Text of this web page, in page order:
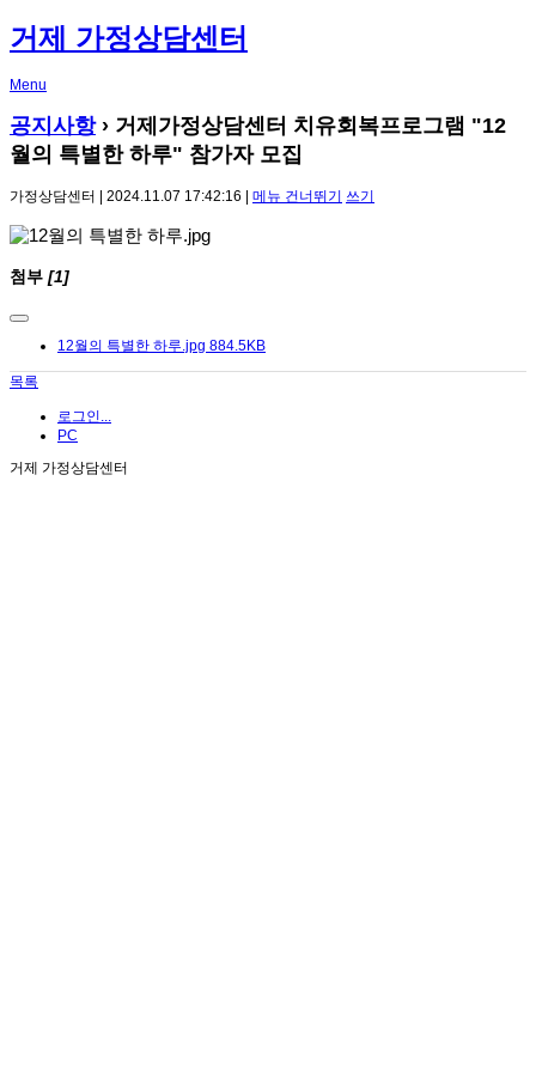
거제 가정상담센터
Menu
공지사항› 거제가정상담센터 치유회복프로그램 "12
월의 특별한 하루" 참가자 모집
가정상담센터 | 2024.11.07 17:42:16 | 메뉴 건너뛰기 쓰기
첨부 [1]
12월의 특별한 하루.jpg 884.5KB
목록
로그인...
PC
거제 가정상담센터